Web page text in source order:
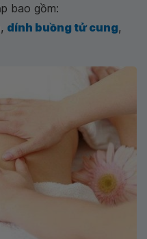
bao gồm:
, dính buồng tử cung,